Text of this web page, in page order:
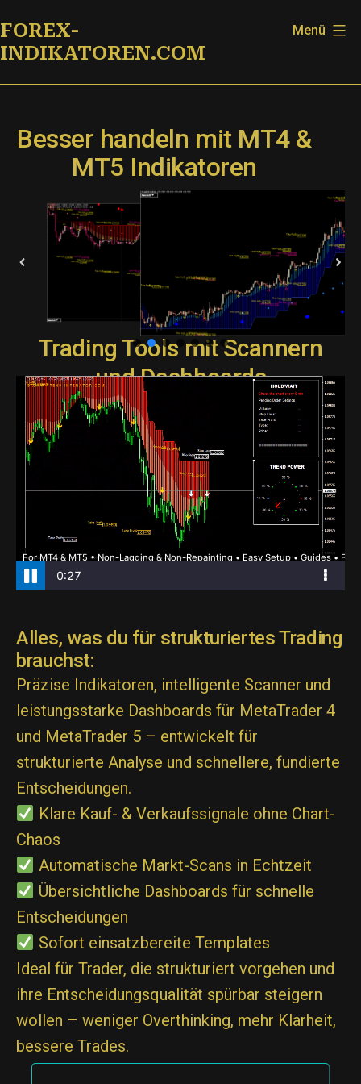
Inhalt
springen
FOREX-
INDIKATOREN.COM
Menü
Besser handeln mit MT4 &
MT5 Indikatoren
Trading Tools mit Scannern
und Dashboards
Alles, was du für strukturiertes Trading
brauchst:
Präzise Indikatoren, intelligente Scanner und
leistungsstarke Dashboards für MetaTrader 4
und MetaTrader 5 – entwickelt für
strukturierte Analyse und schnellere, fundierte
Entscheidungen.
Klare Kauf- & Verkaufssignale ohne Chart-
Chaos
Automatische Markt-Scans in Echtzeit
Übersichtliche Dashboards für schnelle
Entscheidungen
Sofort einsatzbereite Templates
Ideal für Trader, die strukturiert vorgehen und
ihre Entscheidungsqualität spürbar steigern
wollen – weniger Overthinking, mehr Klarheit,
bessere Trades.